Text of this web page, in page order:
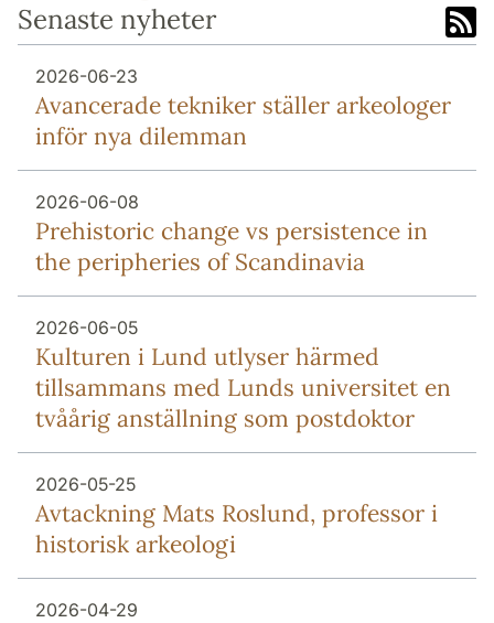
Senaste nyheter
2026-06-23
Avancerade tekniker ställer arkeologer
inför nya dilemman
2026-06-08
Prehistoric change vs persistence in
the peripheries of Scandinavia
2026-06-05
Kulturen i Lund utlyser härmed
tillsammans med Lunds universitet en
tvåårig anställning som postdoktor
2026-05-25
Avtackning Mats Roslund, professor i
historisk arkeologi
2026-04-29